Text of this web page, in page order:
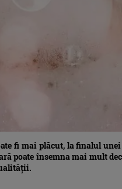
fi mai plăcut, la finalul
poate însemna mai mult